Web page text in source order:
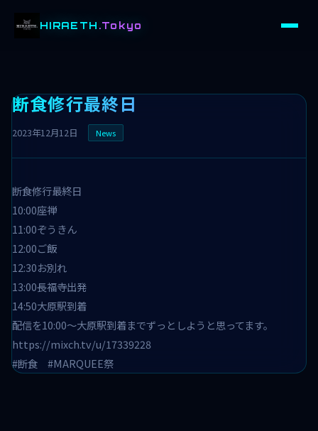
HIRAETH .Tokyo
断食修行最終日
2023年12月12日 News
断食修行最終日
10:00座禅
11:00ぞうきん
12:00ご飯
12:30お別れ
13:00長福寺出発
14:50大原駅到着
配信を10:00〜大原駅到着までずっとしようと思ってます。
https://mixch.tv/u/17339228
#断食 #MARQUEE祭